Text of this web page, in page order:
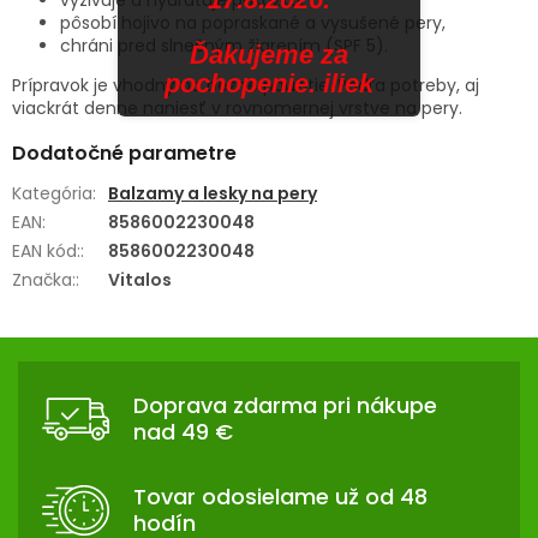
pôsobí hojivo na popraskané a vysušené pery,
chráni pred slnečným žiarením (SPF 5).
Prípravok je vhodný na bežné použitie. Podľa potreby, aj
viackrát denne naniesť v rovnomernej vrstve na pery.
Dodatočné parametre
Kategória: Balzamy a lesky na pery
EAN:
8586002230048
EAN kód::
8586002230048
Značka:: Vitalos
Z
Doprava zdarma pri nákupe
nad 49 €
Tovar odosielame už od 48
hodín
Ďakujeme za
pochopenie. iliek